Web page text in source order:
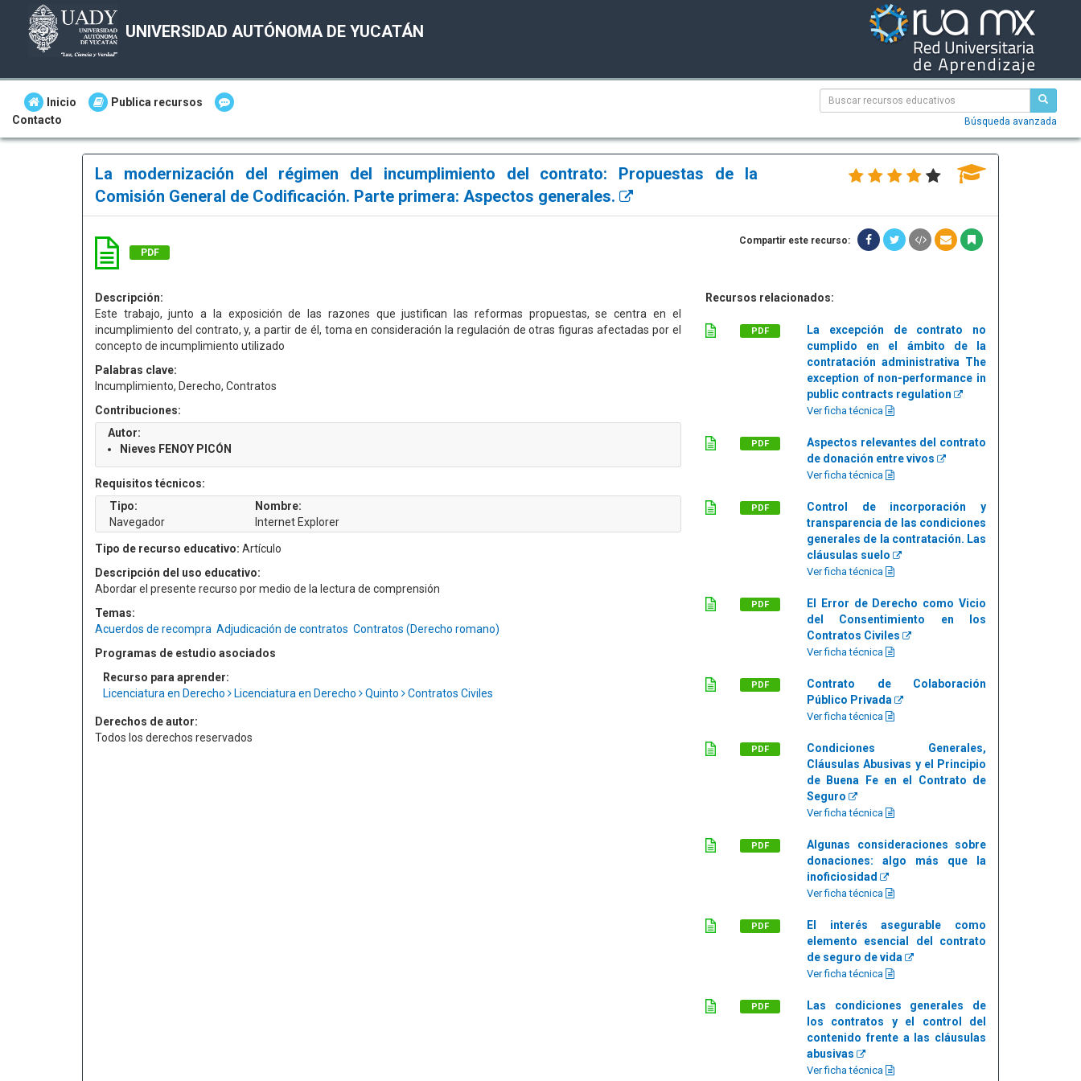
UNIVERSIDAD AUTÓNOMA DE YUCATÁN
Inicio
Publica recursos
Contacto
Búsqueda avanzada
La modernización del régimen del incumplimiento del contrato: Propuestas de la
Comisión General de Codificación. Parte primera: Aspectos generales.
PDF
Compartir este recurso:
Descripción:
Este trabajo, junto a la exposición de las razones que justifican las reformas propuestas, se centra en el
incumplimiento del contrato, y, a partir de él, toma en consideración la regulación de otras figuras afectadas por el
concepto de incumplimiento utilizado
Palabras clave:
Incumplimiento, Derecho, Contratos
Contribuciones:
Autor:
Nieves FENOY PICÓN
Requisitos técnicos:
Tipo:
Navegador
Nombre:
Internet Explorer
Tipo de recurso educativo: Artículo
Descripción del uso educativo:
Abordar el presente recurso por medio de la lectura de comprensión
Temas:
Acuerdos de recompra Adjudicación de contratos Contratos (Derecho romano)
Programas de estudio asociados
Recurso para aprender:
Licenciatura en Derecho
Licenciatura en Derecho Quinto Contratos Civiles
Derechos de autor:
Todos los derechos reservados
Recursos relacionados:
PDF
La excepción de contrato no
cumplido en el ámbito de la
contratación administrativa The
exception of non-performance in
public contracts regulation
Ver ficha técnica
PDF
Aspectos relevantes del contrato
de donación entre vivos
Ver ficha técnica
PDF
Control de incorporación y
transparencia de las condiciones
generales de la contratación. Las
cláusulas suelo
Ver ficha técnica
PDF
El Error de Derecho como Vicio
del Consentimiento en los
Contratos Civiles
Ver ficha técnica
PDF
Contrato de Colaboración
Público Privada
Ver ficha técnica
PDF
Condiciones Generales,
Cláusulas Abusivas y el Principio
de Buena Fe en el Contrato de
Seguro
Ver ficha técnica
PDF
Algunas consideraciones sobre
donaciones: algo más que la
inoficiosidad
Ver ficha técnica
PDF
El interés asegurable como
elemento esencial del contrato
de seguro de vida
Ver ficha técnica
PDF
Las condiciones generales de
los contratos y el control del
contenido frente a las cláusulas
abusivas
Ver ficha técnica